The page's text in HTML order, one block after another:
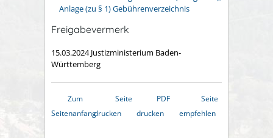
Anlage (zu § 1) Gebührenverzeichnis
Freigabevermerk
15.03.2024 Justizministerium Baden-
Württemberg
Zum
Seitenanfang
Seite
drucken
PDF
drucken
Seite
empfehlen